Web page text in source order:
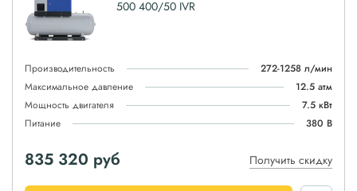
500 400/50 IVR
Производительность
272-1258 л/мин
Максимальное давление
12.5 атм
Мощность двигателя
7.5 кВт
Питание
380 В
835 320 руб Получить скидку